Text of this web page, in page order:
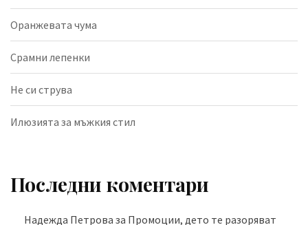
Оранжевата чума
Срамни лепенки
Не си струва
Илюзията за мъжкия стил
Последни коментари
Надежда Петрова за Промоции, дето те разоряват